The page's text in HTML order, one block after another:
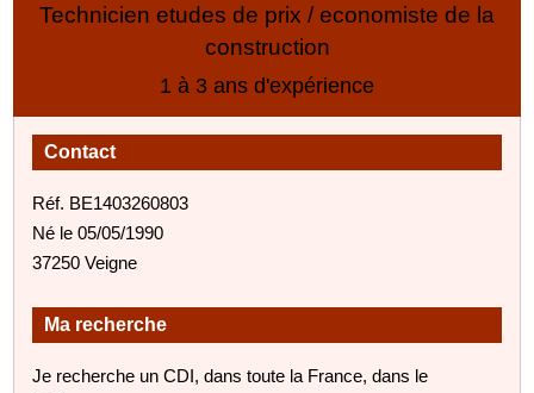
Technicien etudes de prix / economiste de la
construction
1 à 3 ans d'expérience
Contact
Réf. BE1403260803
Né le 05/05/1990
37250 Veigne
Ma recherche
Je recherche un CDI, dans toute la France, dans le